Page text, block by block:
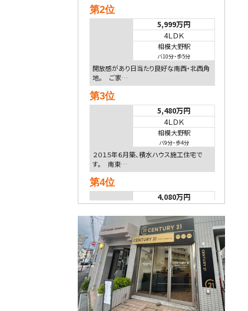
第2位
5,999万円
4ＬＤＫ
相模大野駅
バ10分・歩5分
開放感があり日当たり良好な南西・北西角
地。 ご家…
第3位
5,480万円
4ＬＤＫ
相模大野駅
バ9分・歩4分
２０１５年６月築、積水ハウス施工住宅で
す。 南東…
第4位
4,080万円
淵野辺駅
歩17分
南側道路に面しており日当たり良好。 キ
ッチンから…
第5位
3,680万円
4ＬＤＫ
橋本駅